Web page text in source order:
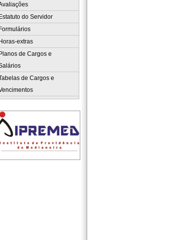
do Servidor
extras
de Cargos e
de Cargos e